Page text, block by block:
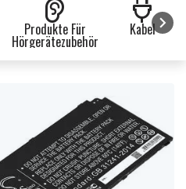
Produkte Für
Hörgerätezubehör
Kabel